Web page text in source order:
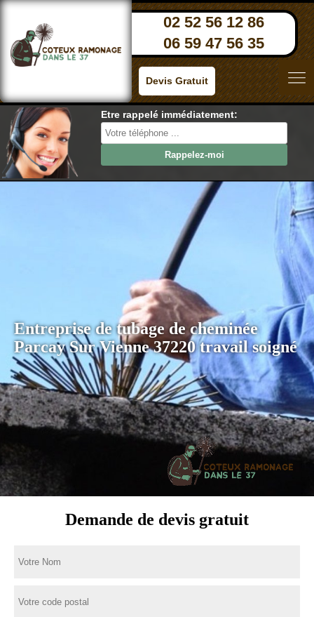
02 52 56 12 86
06 59 47 56 35
Devis Gratuit
Etre rappelé immédiatement:
Entreprise de tubage de cheminée
Parcay Sur Vienne 37220 travail soigné
Demande de devis gratuit